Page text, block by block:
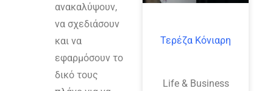
ανακαλύψουν,
να σχεδιάσουν
και να
εφαρμόσουν το
δικό τους
Τερέζα Κόνιαρη
Life & Business